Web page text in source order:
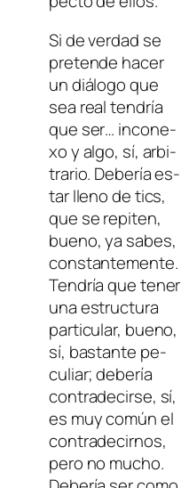
Si de ver­dad se
pre­ten­de ha­cer
un diá­lo­go que
sea real ten­dría
que ser… in­co­ne­
xo y al­go, sí, ar­bi­
tra­rio. Debería es­
tar lleno de tics,
que se re­pi­ten,
bueno, ya sa­bes,
cons­tan­te­men­te.
Tendría que te­ner
una es­truc­tu­ra
par­ti­cu­lar, bueno,
sí, bas­tan­te pe­
cu­liar; de­be­ría
con­tra­de­cir­se, sí,
es muy co­mún el
con­tra­de­cir­nos,
pe­ro no mu­cho.